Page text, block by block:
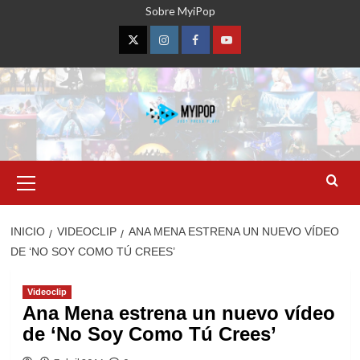
Sobre MyiPop
TwitterInstagramFacebookYouTube
primario
INICIO VIDEOCLIP
ANA MENA ESTRENA UN NUEVO VÍDEO
DE ‘NO SOY COMO TÚ CREES’
Videoclip
Ana Mena estrena un nuevo vídeo
de ‘No Soy Como Tú Crees’